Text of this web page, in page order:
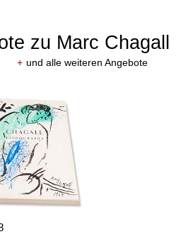
zu Marc Chagall
+ und alle weiteren Angebote